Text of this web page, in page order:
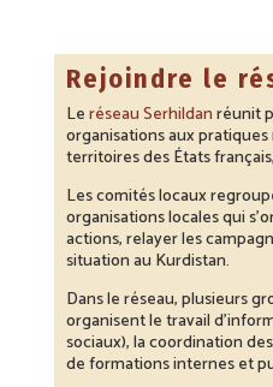
Rejoindre le
Leréseau Serhildanréunit
organisations aux
territoires des États
Les comités locaux
organisations locales qui
actions, relayer les
situation au Kurdistan.
Dans le réseau, plusieurs
organisent le travail
sociaux), la coordination
de formations internes et